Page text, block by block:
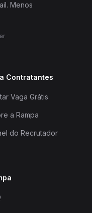
Menos
Contratantes
Vaga Grátis
a Rampa
do Recrutador